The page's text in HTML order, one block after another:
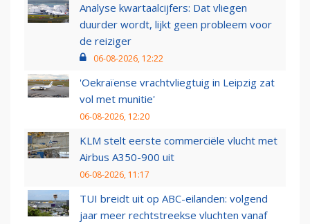
Analyse kwartaalcijfers: Dat vliegen
duurder wordt, lijkt geen probleem voor
de reiziger
06-08-2026, 12:22
'Oekraïense vrachtvliegtuig in Leipzig zat
vol met munitie'
06-08-2026, 12:20
KLM stelt eerste commerciële vlucht met
Airbus A350-900 uit
06-08-2026, 11:17
TUI breidt uit op ABC-eilanden: volgend
jaar meer rechtstreekse vluchten vanaf